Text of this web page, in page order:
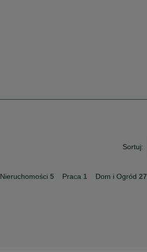
Sortuj:
Nieruchomości 5 Praca 1 Dom i Ogród 27